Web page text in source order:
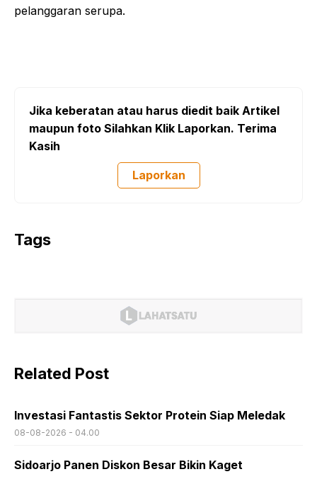
pelanggaran serupa.
Jika keberatan atau harus diedit baik Artikel
maupun foto Silahkan Klik Laporkan. Terima
Kasih
Laporkan
Tags
Related Post
Investasi Fantastis Sektor Protein Siap Meledak
08-08-2026 - 04.00
Sidoarjo Panen Diskon Besar Bikin Kaget